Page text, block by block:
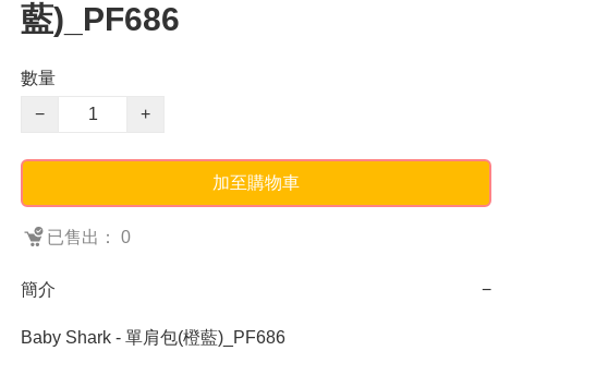
藍)_PF686
數量
−
+
加至購物車
已售出： 0
簡介 −
Baby Shark - 單肩包(橙藍)_PF686